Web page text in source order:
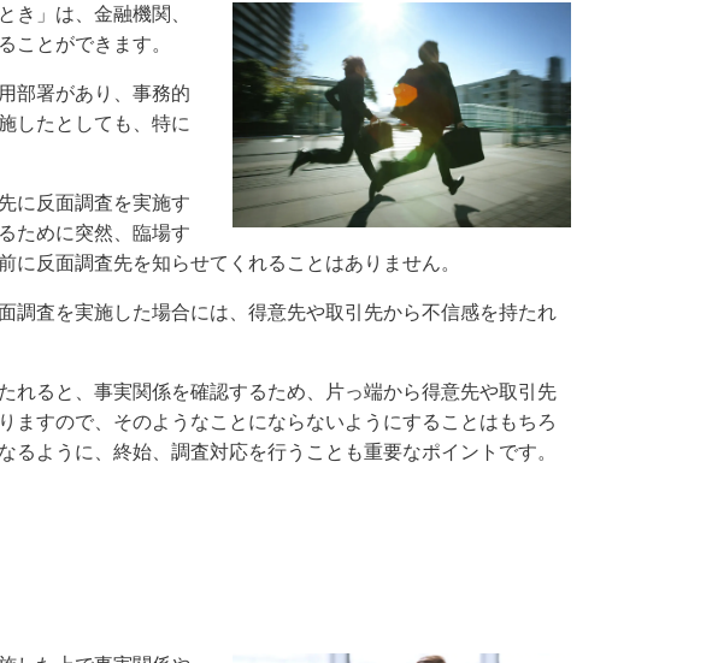
」は、金融機関、
ことができます。
部署があり、事務的
したとしても、特に
に反面調査を実施す
ために突然、臨場す
に反面調査先を知らせてくれることはありません。
査を実施した場合には、得意先や取引先から不信感を持たれ
ると、事実関係を確認するため、片っ端から得意先や取引先
ますので、そのようなことにならないようにすることはもちろ
るように、終始、調査対応を行うことも重要なポイントです。